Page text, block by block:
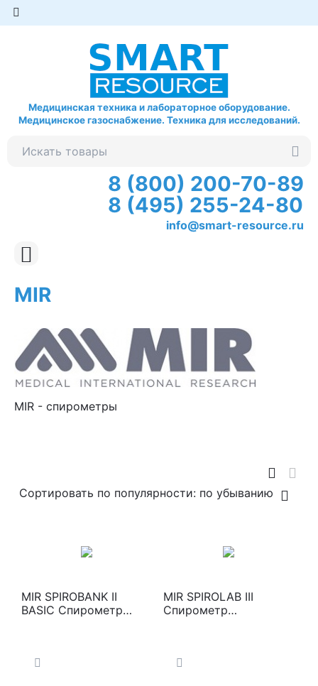
Медицинская техника и лабораторное оборудование.
Медицинское газоснабжение. Техника для исследований.
8 (800) 200-70-89
8 (495) 255-24-80
info@smart-resource.ru
MIR
MIR - спирометры
Сортировать по популярности: по убыванию
MIR SPIROBANK II
BASIC Спирометр
MIR SPIROLAB III
Спирометр